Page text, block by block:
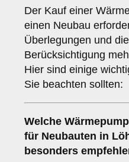
Der Kauf einer
einen Neubau
Überlegungen und die
Berücksichtigung
Hier sind einige
Sie beachten sollten:
Welche
für Neubauten in
besonders